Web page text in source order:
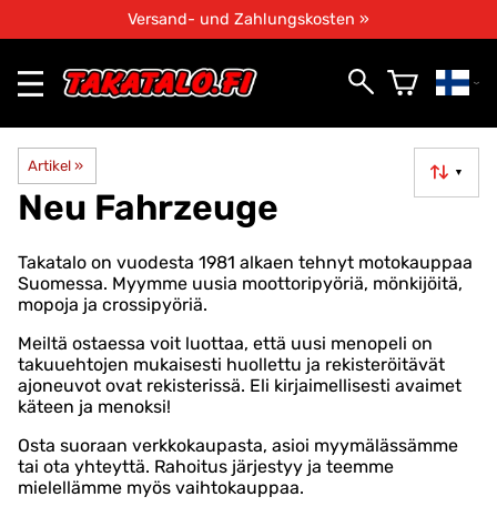
Versand- und Zahlungskosten »
Artikel ‪» ▼
Neu Fahrzeuge
Takatalo on vuodesta 1981 alkaen tehnyt motokauppaa
Suomessa. Myymme uusia moottoripyöriä, mönkijöitä,
mopoja ja crossipyöriä.
Meiltä ostaessa voit luottaa, että uusi menopeli on
takuuehtojen mukaisesti huollettu ja rekisteröitävät
ajoneuvot ovat rekisterissä. Eli kirjaimellisesti avaimet
käteen ja menoksi!
Osta suoraan verkkokaupasta, asioi myymälässämme
tai ota yhteyttä. Rahoitus järjestyy ja teemme
mielellämme myös vaihtokauppaa.